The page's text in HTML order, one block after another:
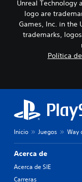
Unreal Technology
logo are
Games, Inc. in the
trademarks,
Política
Inicio Juegos Way
Acerca de
Acerca de SIE
Carreras